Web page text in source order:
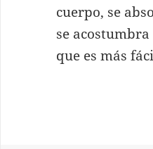
cuerpo, se
se
que es más